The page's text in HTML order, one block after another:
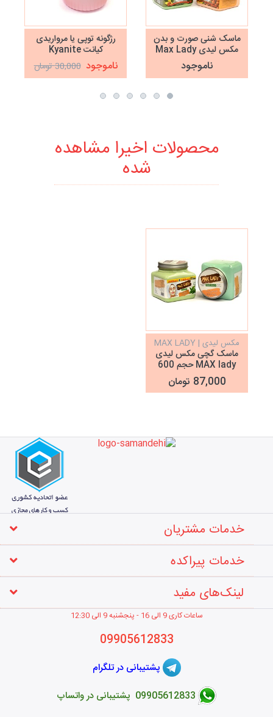
ماسک شنی صورت و بدن
مکس لیدی Max Lady
حجم 600 میلی‌لیترناموجود
رژگونه توپی یا مرواریدی
کیانت Kyanite
COSMETICSناموجود 30,000 تومان
محصولات اخیرا مشاهده
شده
مکس لیدی | MAX LADY
ماسک گچی مکس لیدی
MAX lady حجم 600
میلی‌لیتر
87,000 تومان
خدمات مشتریان
خدمات پیراکده
لینک‌های مفید
ساعات کاری 9 الی 16 - پنجشنبه 9 الی 12 :30
09905612833
پشتیبانی در تلگرام
09905612833 پشتیبانی در واتساپ